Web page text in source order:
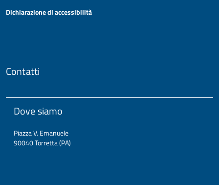
Dichiarazione di accessibilità
Contatti
Dove siamo
Piazza V. Emanuele
90040 Torretta (PA)